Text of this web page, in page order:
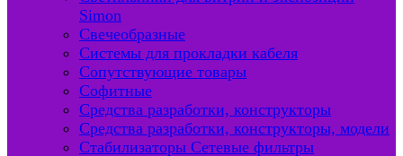
Simon
Свечеобразные
Системы для прокладки кабеля
Сопутствующие товары
Софитные
Средства разработки, конструкторы
Средства разработки, конструкторы, модели
Стабилизаторы Сетевые фильтры